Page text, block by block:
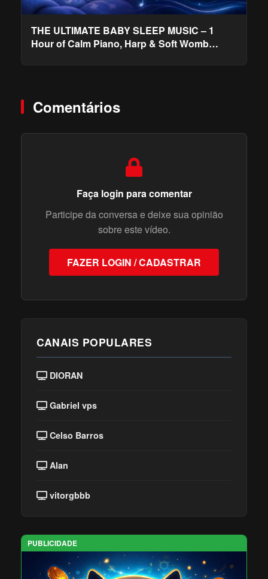
THE ULTIMATE BABY SLEEP MUSIC – 1
Hour of Calm Piano, Harp & Soft Womb
Comentários
Faça login para comentar
Participe da conversa e deixe sua opinião
sobre este vídeo.
FAZER LOGIN / CADASTRAR
CANAIS POPULARES
DIORAN
Gabriel vps
Celso Barros
Alan
vitorgbbb
PUBLICIDADE